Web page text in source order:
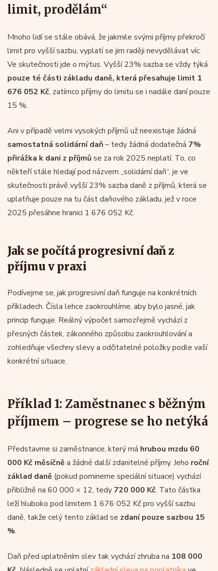
limit, prodělám“
Mnoho lidí se stále obává, že jakmile svými příjmy překročí
limit pro vyšší sazbu, vyplatí se jim raději nevydělávat víc.
Ve skutečnosti jde o mýtus. Vyšší 23% sazba se vždy týká
pouze té části základu daně, která přesahuje limit 1
676 052 Kč, zatímco příjmy do limitu se i nadále daní pouze
15 %.
Ani v případě velmi vysokých příjmů už neexistuje žádná
samostatná solidární daň– tedy žádná dodatečná 7%
přirážka k dani z příjmůse za rok 2025 neplatí. To, co
někteří stále hledají pod názvem „solidární daň“, je ve
skutečnosti právě vyšší 23% sazba daně z příjmů, která se
uplatňuje pouze na tu část daňového základu, jež v roce
2025 přesáhne hranici 1 676 052 Kč.
Jak se počítá progresivní daň z
příjmu v praxi
Podívejme se, jak progresivní daň funguje na konkrétních
příkladech. Čísla lehce zaokrouhlíme, aby bylo jasné, jak
princip funguje. Reálný výpočet samozřejmě vychází z
přesných částek, zákonného způsobu zaokrouhlování a
zohledňuje všechny slevy a odčitatelné položky podle vaší
konkrétní situace.
Příklad 1: Zaměstnanec s běžným
příjmem – progrese se ho netýká
Představme si zaměstnance, který má hrubou mzdu 60
000 Kč měsíčně a žádné další zdanitelné příjmy. Jeho roční
základ daně (pokud pomineme speciální situace) vychází
přibližně na 60 000 × 12, tedy 720 000 Kč. Tato částka
leží hluboko pod limitem 1 676 052 Kč pro vyšší sazbu
daně, takže celý tento základ se zdaní pouze sazbou 15
%.
Daň před uplatněním slev tak vychází zhruba na 108 000